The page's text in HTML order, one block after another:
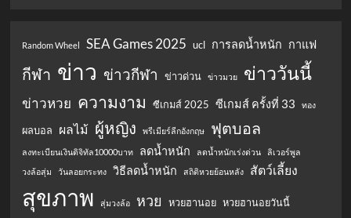
Random Wheel SEA Games 2025 ucl การลดน้ำหนัก กาแฟ
กีฬา ข่าว ข่าวกีฬา ข่าวด่วน ข่าวมวย ข่าววันนี้
ข่าวหวย ความงาม ซีเกมส์ 2025 ซีเกมส์ ครั้งที่ 33 ทอง
ผลบอล ผลไม้ ผู้หญิง พรีเมียร์ลีกอังกฤษ ฟุตบอล
ลงทะเบียนเงินดิจิทัล10000บาท ลดน้ำหนัก ลดน้ำหนักเร่งด่วน
ลิเวอร์พูล
วงล้อสุ่ม
วันลอยกระทง วิธีลดน้ำหนัก สถิติหวยย้อนหลัง สัตว์เลี้ยง
สุขภาพ สุ่มวงล้อ หวย หวยฮานอย หวยฮานอยวันนี้